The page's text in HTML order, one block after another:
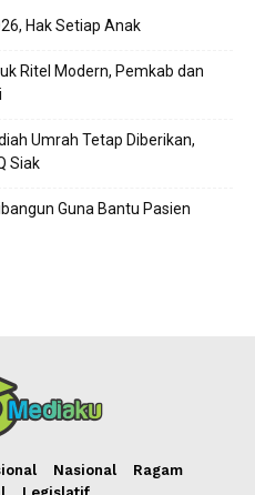
Hak Setiap Anak
Ritel Modern, Pemkab dan
Umrah Tetap Diberikan,
Siak
Guna Bantu Pasien
Nasional
Ragam